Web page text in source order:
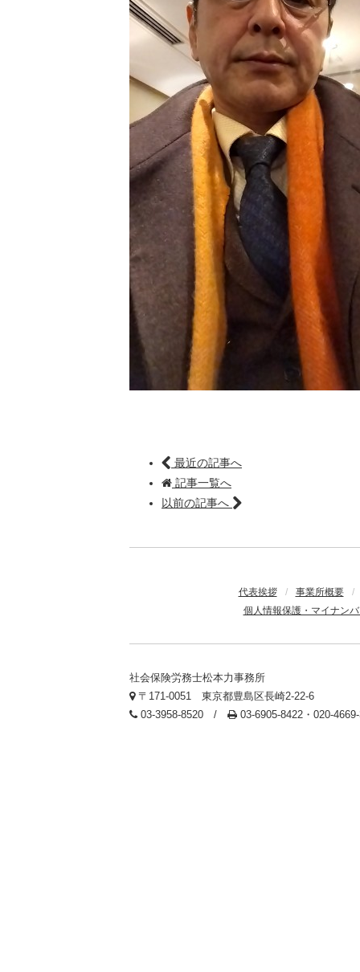
最近の記事へ
記事一覧へ
以前の記事へ
代表挨拶 / 事業所概要
/
個人情報保護・マイナン
社会保険労務士松本力事務所
〒171-0051 東京都豊島区長崎2-22-6
03-3958-8520 /
03-6905-8422・020-